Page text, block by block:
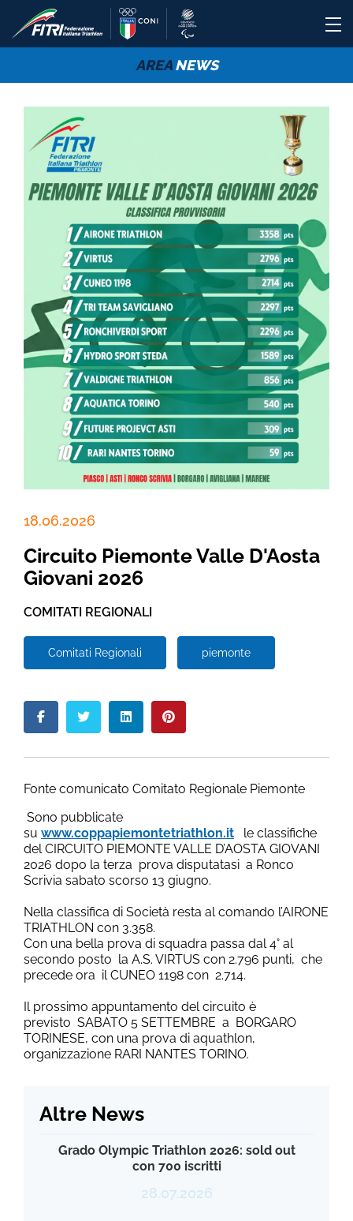
AREANEWS
18.06.2026
Circuito Piemonte Valle D'Aosta
Giovani 2026
COMITATI REGIONALI
Comitati Regionali piemonte
Fonte comunicato Comitato Regionale Piemonte
Sono pubblicate
su www.coppapiemontetriathlon.it le classifiche
del CIRCUITO PIEMONTE VALLE D’AOSTA GIOVANI
2026 dopo la terza prova disputatasi a Ronco
Scrivia sabato scorso 13 giugno.
Nella classifica di Società resta al comando l’AIRONE
TRIATHLON con 3.358.
Con una bella prova di squadra passa dal 4° al
secondo posto la A.S. VIRTUS con 2.796 punti, che
precede ora il CUNEO 1198 con 2.714.
Il prossimo appuntamento del circuito è
previsto SABATO 5 SETTEMBRE a BORGARO
TORINESE, con una prova di aquathlon,
organizzazione RARI NANTES TORINO.
Altre News
Grado Olympic Triathlon 2026: sold out
con 700 iscritti
28.07.2026